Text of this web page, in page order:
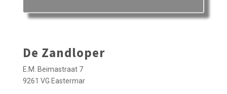
De Zandloper
E.M. Beimastraat 7
9261 VG Eastermar